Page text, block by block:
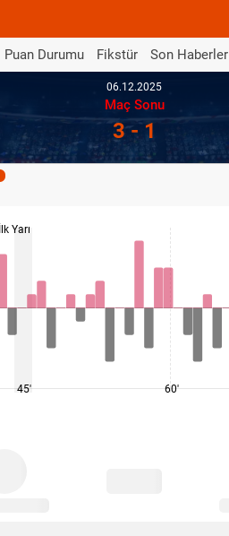
Puan Durumu Fikstür Son Haberler
06.12.2025
Maç Sonu
3 - 1
İlk Yarı
45' 60'